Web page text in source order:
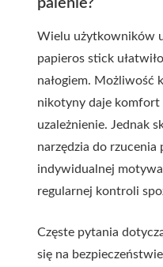
palenie?
Wielu użytkowników
papieros stick
nałogiem. Możliwość
nikotyny daje komfort
uzależnienie. Jednak
narzędzia do rzucenia
indywidualnej
regularnej kontroli
Częste pytania
się na